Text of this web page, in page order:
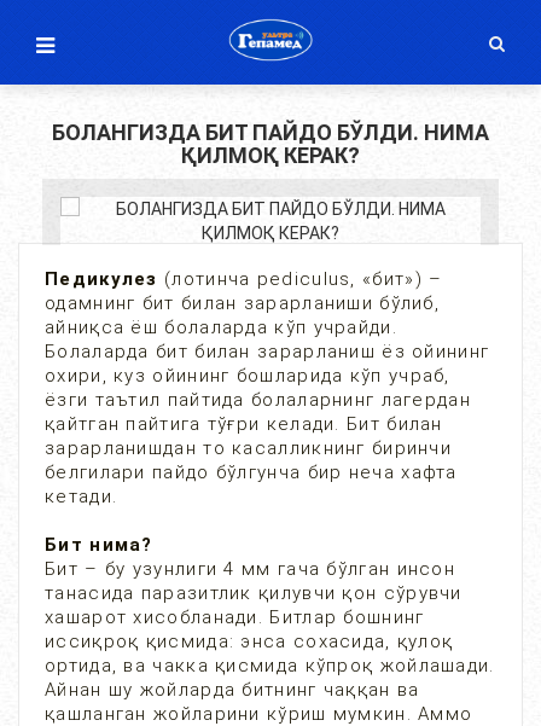
БОЛАНГИЗДА БИТ ПАЙДО БЎЛДИ. НИМА
ҚИЛМОҚ КЕРАК?
Педикулез (лотинча pediculus, «бит») –
одамнинг бит билан зарарланиши бўлиб,
айниқса ёш болаларда кўп учрайди.
Болаларда бит билан зарарланиш ёз ойининг
охири, куз ойининг бошларида кўп учраб,
ёзги таътил пайтида болаларнинг лагердан
қайтган пайтига тўғри келади. Бит билан
зарарланишдан то касалликнинг биринчи
белгилари пайдо бўлгунча бир неча хафта
кетади.
Бит нима?
Бит – бу узунлиги 4 мм гача бўлган инсон
танасида паразитлик қилувчи қон сўрувчи
хашарот хисобланади. Битлар бошнинг
иссиқроқ қисмида: энса сохасида, қулоқ
ортида, ва чакка қисмида кўпроқ жойлашади.
Айнан шу жойларда битнинг чаққан ва
қашланган жойларини кўриш мумкин. Аммо